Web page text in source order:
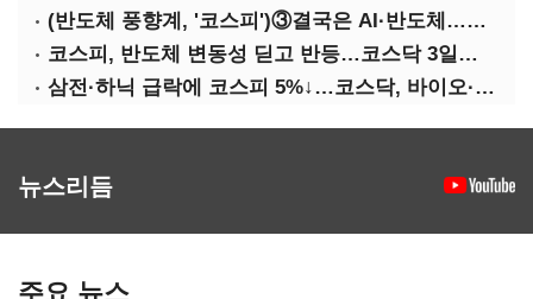
(반도체 풍향계, '코스피')③결국은 AI·반도체…글로벌 공급망 연동
코스피, 반도체 변동성 딛고 반등…코스닥 3일째 랠리
삼전·하닉 급락에 코스피 5%↓…코스닥, 바이오·로봇 타고 반등
뉴스리듬
주요 뉴스